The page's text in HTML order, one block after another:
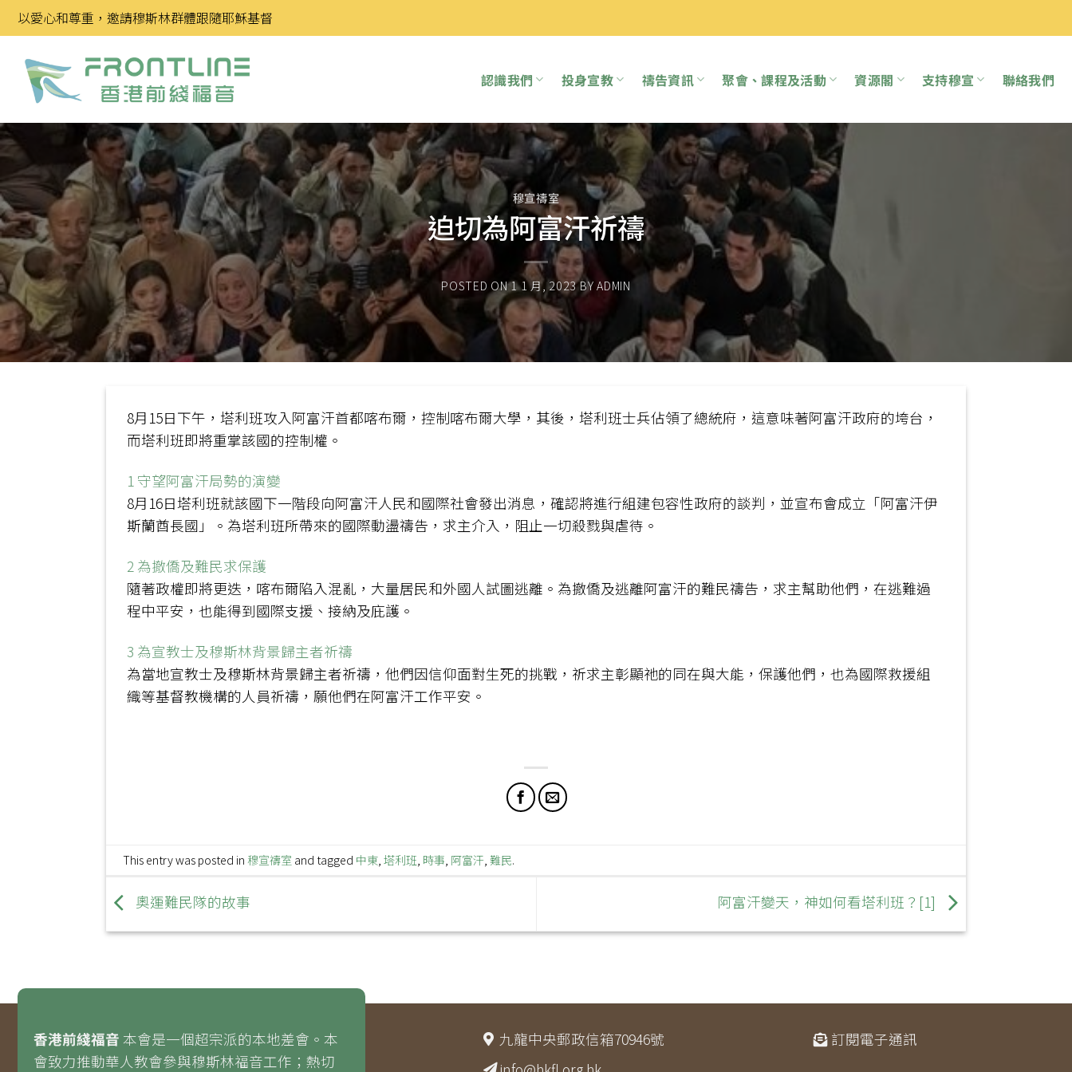
Skip
to
content
以愛心和尊重，邀請穆斯林群體跟隨耶穌基督
認識我們 投身宣教 禱告資訊 聚會、課程及活動 資源閣 支持穆宣 聯絡我們
穆宣禱室
迫切為阿富汗祈禱
POSTED ON1 1 月, 2023BYADMIN
8月15日下午，塔利班攻入阿富汗首都喀布爾，控制喀布爾大學，其後，塔利班士兵佔領了總統府，這意味著阿富汗政府的垮台，
而塔利班即將重掌該國的控制權。
1 守望阿富汗局勢的演變
8月16日塔利班就該國下一階段向阿富汗人民和國際社會發出消息，確認將進行組建包容性政府的談判，並宣布會成立「阿富汗伊
斯蘭酋長國」。為塔利班所帶來的國際動盪禱告，求主介入，阻止一切殺戮與虐待。
2 為撤僑及難民求保護
隨著政權即將更迭，喀布爾陷入混亂，大量居民和外國人試圖逃離。為撤僑及逃離阿富汗的難民禱告，求主幫助他們，在逃難過
程中平安，也能得到國際支援、接納及庇護。
3 為宣教士及穆斯林背景歸主者祈禱
為當地宣教士及穆斯林背景歸主者祈禱，他們因信仰面對生死的挑戰，祈求主彰顯祂的同在與大能，保護他們，也為國際救援組
織等基督教機構的人員祈禱，願他們在阿富汗工作平安。
This entry was posted in 穆宣禱室 and tagged 中東, 塔利班 時事 阿富汗 難民.
奧運難民隊的故事 阿富汗變天，神如何看塔利班？[1]
香港前綫福音 本會是一個超宗派的本地差會。本
會致力推動華人教會參與穆斯林福音工作；熱切
九龍中央郵政信箱70946號
訂閱電子通訊